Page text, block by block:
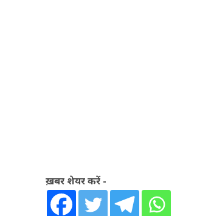
ख़बर शेयर करें -